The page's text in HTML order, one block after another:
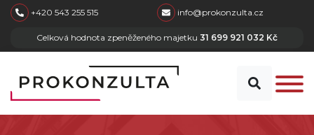
skip to main content
+420 543 255 515 info@prokonzulta.cz
Celková hodnota zpeněženého majetku 31 699 921 032 Kč